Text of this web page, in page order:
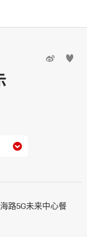
 

路5G未来中心餐